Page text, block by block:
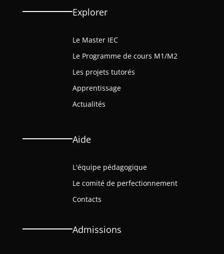
Explorer
Le Master IEC
Le Programme de cours M1/M2
Les projets tutorés
Apprentissage
Actualités
Aide
L'équipe pédagogique
Le comité de perfectionnement
Contacts
Admissions